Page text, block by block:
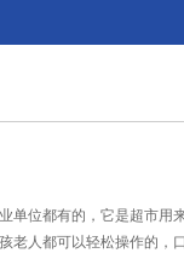
单位都有的，它是超市用
老人都可以轻松操作的，